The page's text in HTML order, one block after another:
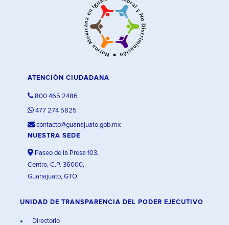
ATENCIÓN CIUDADANA
800 465 2486
477 274 5825
contacto@guanajuato.gob.mx
NUESTRA SEDE
Paseo de la Presa 103,
Centro, C.P. 36000,
Guanajuato, GTO.
UNIDAD DE TRANSPARENCIA DEL PODER EJECUTIVO
Directorio